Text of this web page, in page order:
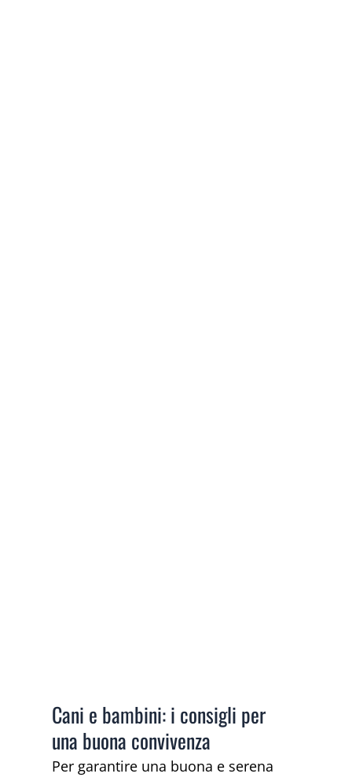
Cani e bambini: i consigli per
una buona convivenza
Per garantire una buona e serena